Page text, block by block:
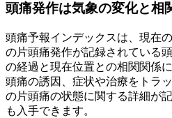
頭痛発作は気象の変化と相
頭痛予報インデックスは、現在
の片頭痛発作が記録されている
の経過と現在位置との相関関係
頭痛の誘因、症状や治療をトラ
の片頭痛の状態に関する詳細が
も入手できます。